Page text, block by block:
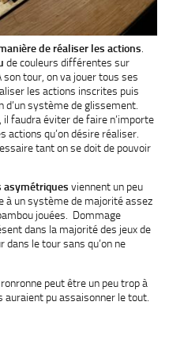
de réaliser les actions
de couleurs différentes sur
tour, on va jouer tous ses
les actions inscrites puis
d’un système de glissement.
faudra éviter de faire n’importe
actions qu’on désire réaliser.
tant on se doit de pouvoir
asymétriques viennent un peu
à un système de majorité assez
jouées. Dommage
dans la majorité des jeux de
dans le tour sans qu’on ne
peut être un peu trop à
auraient pu assaisonner le tout.